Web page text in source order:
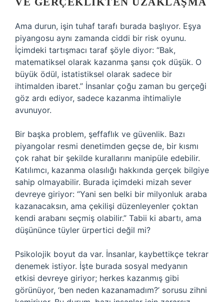
Ama durun, işin tuhaf tarafı burada başlıyor. Eşya
piyangosu aynı zamanda ciddi bir risk oyunu.
İçimdeki tartışmacı taraf şöyle diyor: “Bak,
matematiksel olarak kazanma şansı çok düşük. O
büyük ödül, istatistiksel olarak sadece bir
ihtimalden ibaret.” İnsanlar çoğu zaman bu gerçeği
göz ardı ediyor, sadece kazanma ihtimaliyle
avunuyor.
Bir başka problem, şeffaflık ve güvenlik. Bazı
piyangolar resmi denetimden geçse de, bir kısmı
çok rahat bir şekilde kurallarını manipüle edebilir.
Katılımcı, kazanma olasılığı hakkında gerçek bilgiye
sahip olmayabilir. Burada içimdeki mizah sever
devreye giriyor: “Yani sen belki bir milyonluk araba
kazanacaksın, ama çekilişi düzenleyenler çoktan
kendi arabanı seçmiş olabilir.” Tabii ki abartı, ama
düşününce tüyler ürpertici değil mi?
Psikolojik boyut da var. İnsanlar, kaybettikçe tekrar
denemek istiyor. İşte burada sosyal medyanın
etkisi devreye giriyor; herkes kazanmış gibi
görünüyor, ‘ben neden kazanamadım?’ sorusu zihni